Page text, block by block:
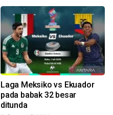
Laga Meksiko vs Ekuador
pada babak 32 besar
ditunda